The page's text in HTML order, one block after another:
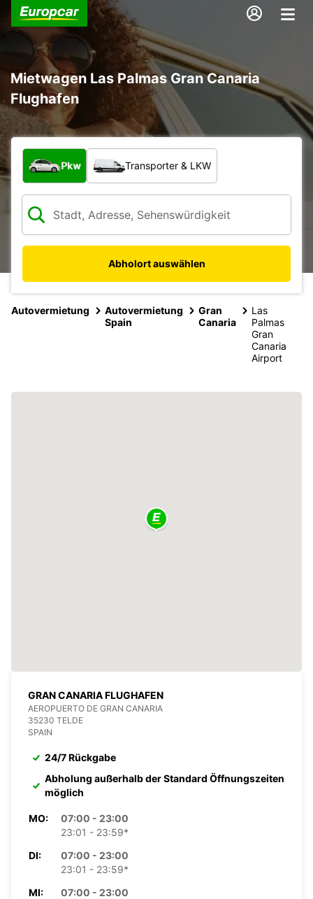
Mietwagen Las Palmas Gran Canaria
Flughafen
Welche Art von Fahrzeug?
Pkw Transporter & LKW
Abholort auswählen
Autovermietung
Autovermietung
Spain
Gran
Canaria
Las
Palmas
Gran
Canaria
Airport
GRAN CANARIA FLUGHAFEN
AEROPUERTO DE GRAN CANARIA
35230 TELDE
SPAIN
24/7 Rückgabe
Abholung außerhalb der Standard Öffnungszeiten
möglich
MO:
07:00 - 23:00
23:01 - 23:59*
DI:
07:00 - 23:00
23:01 - 23:59*
MI:
07:00 - 23:00